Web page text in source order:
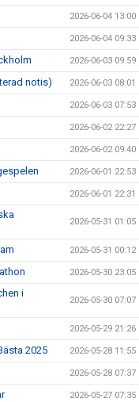
2026-06-04 13:00
2026-06-04 09:33
2026-06-03 09:59
notis) 2026-06-03 08:01
2026-06-03 07:53
2026-06-02 22:27
2026-06-02 09:40
2026-06-01 22:53
2026-06-01 22:31
2026-05-31 01:05
2026-05-31 00:12
2026-05-30 23:05
i
2026-05-30 07:07
2026-05-29 21:26
2025 2026-05-28 11:55
2026-05-28 07:37
2026-05-27 07:35